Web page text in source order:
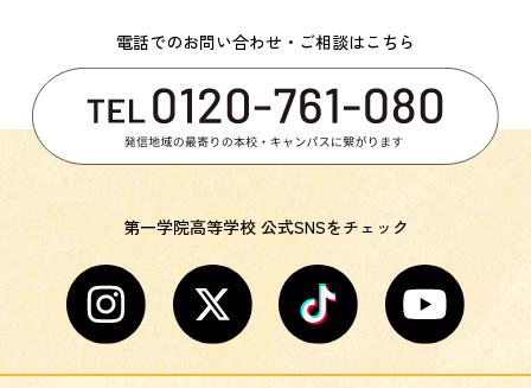
電話でのお問い合わせ・ご相談はこちら
第一学院高等学校 公式SNSをチェック